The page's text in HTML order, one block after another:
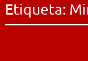
Etiqueta: